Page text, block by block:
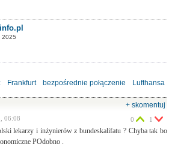
2025
Frankfurt bezpośrednie połączenie Lufthansa
+ skomentuj
06:08
lekarzy i inżynierów z bundeskalifatu ? Chyba tak bo
POdobno .
0 1